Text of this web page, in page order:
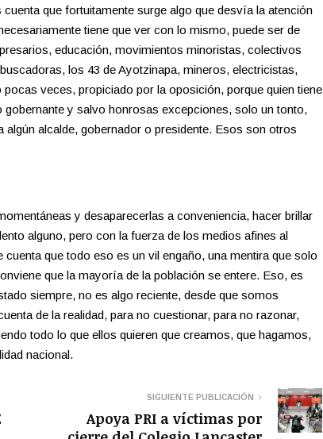
que fortuitamente surge algo que desvía la atención
tiene que ver con lo mismo, puede ser de
educación, movimientos minoristas, colectivos
los 43 de Ayotzinapa, mineros, electricistas,
veces, propiciado por la oposición, porque quien tiene
y salvo honrosas excepciones, solo un tonto,
alcalde, gobernador o presidente. Esos son otros
y desaparecerlas a conveniencia, hacer brillar
alguno, pero con la fuerza de los medios afines al
que todo eso es un vil engaño, una mentira que solo
que la mayoría de la población se entere. Eso, es
siempre, no es algo reciente, desde que somos
de la realidad, para no cuestionar, para no razonar,
todo lo que ellos quieren que creamos, que hagamos,
nacional.
SIGUIENTE PUBLICACIÓN
Apoya PRI a víctimas por